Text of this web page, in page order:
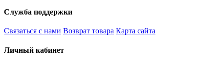
Служба поддержки
Связаться с нами Возврат товара Карта сайта
Личный кабинет